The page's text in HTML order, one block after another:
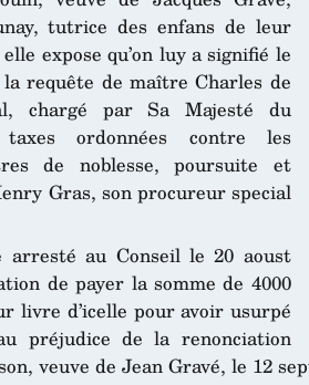
tutrice des enfans de leur
expose qu’on luy a signifié le
requête de maître Charles de
chargé par Sa Majesté du
ordonnées contre les
de noblesse, poursuite et
Gras, son procureur special
au Conseil le 20 aoust
de payer la somme de 4000
livre d’icelle pour avoir usurpé
préjudice de la renonciation
veuve de Jean Gravé, le 12